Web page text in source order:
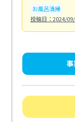
お風呂清掃
投稿日：2024/